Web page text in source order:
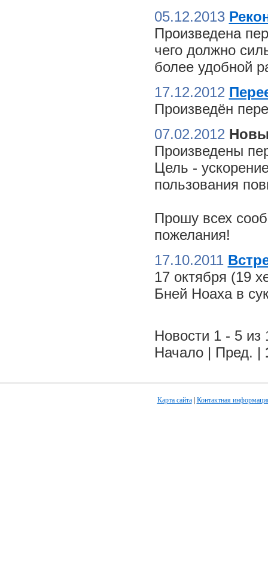
05.12.2013
Произведена
чего должно
более удобной
17.12.2012
Произведён
07.02.2012
Произведены
Цель -
пользования
Прошу всех
пожелания!
17.10.2011
17 октября (19
Бней Ноаха в
Новости 1 - 5 из
Начало | Пред. |
Карта сайта| Контактная